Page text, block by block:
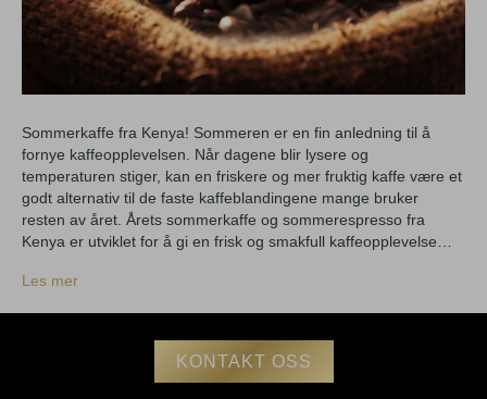
Sommerkaffe fra Kenya! Sommeren er en fin anledning til å
fornye kaffeopplevelsen. Når dagene blir lysere og
temperaturen stiger, kan en friskere og mer fruktig kaffe være et
godt alternativ til de faste kaffeblandingene mange bruker
resten av året. Årets sommerkaffe og sommerespresso fra
Kenya er utviklet for å gi en frisk og smakfull kaffeopplevelse…
Les mer
KONTAKT OSS